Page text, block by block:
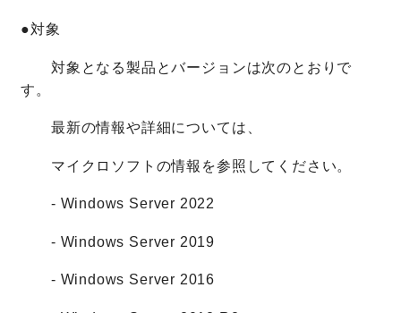
●対象
対象となる製品とバージョンは次のとおりで
す。
最新の情報や詳細については、
マイクロソフトの情報を参照してください。
- Windows Server 2022
- Windows Server 2019
- Windows Server 2016